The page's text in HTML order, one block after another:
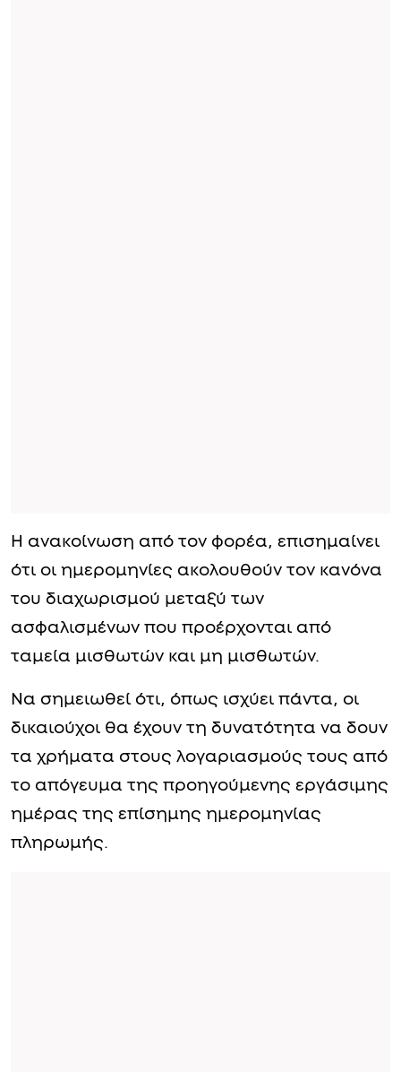
Η ανακοίνωση από τον φορέα, επισημαίνει
ότι οι ημερομηνίες ακολουθούν τον κανόνα
του διαχωρισμού μεταξύ των
ασφαλισμένων που προέρχονται από
ταμεία μισθωτών και μη μισθωτών.
Να σημειωθεί ότι, όπως ισχύει πάντα, οι
δικαιούχοι θα έχουν τη δυνατότητα να δουν
τα χρήματα στους λογαριασμούς τους από
το απόγευμα της προηγούμενης εργάσιμης
ημέρας της επίσημης ημερομηνίας
πληρωμής.